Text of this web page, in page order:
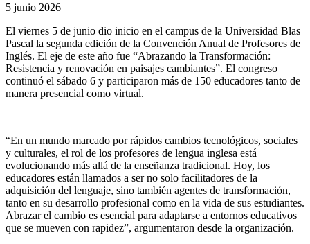
5 junio 2026
El viernes 5 de junio dio inicio en el campus de la Universidad Blas
Pascal la segunda edición de la Convención Anual de Profesores de
Inglés. El eje de este año fue “Abrazando la Transformación:
Resistencia y renovación en paisajes cambiantes”. El congreso
continuó el sábado 6 y participaron más de 150 educadores tanto de
manera presencial como virtual.
“En un mundo marcado por rápidos cambios tecnológicos, sociales
y culturales, el rol de los profesores de lengua inglesa está
evolucionando más allá de la enseñanza tradicional. Hoy, los
educadores están llamados a ser no solo facilitadores de la
adquisición del lenguaje, sino también agentes de transformación,
tanto en su desarrollo profesional como en la vida de sus estudiantes.
Abrazar el cambio es esencial para adaptarse a entornos educativos
que se mueven con rapidez”, argumentaron desde la organización.